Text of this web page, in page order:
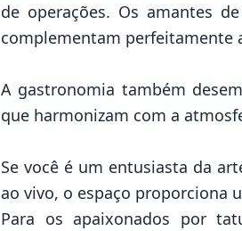
de operações. Os amantes
complementam perfeitamente
A gastronomia também
que harmonizam com a
Se você é um entusiasta da
ao vivo, o espaço proporciona
Para os apaixonados por